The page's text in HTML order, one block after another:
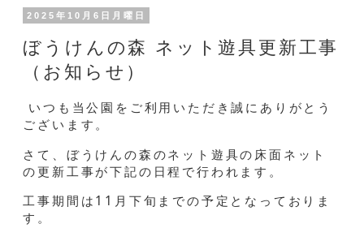
2025年10月6日月曜日
ぼうけんの森 ネット遊具更新工事
（お知らせ）
いつも当公園をご利用いただき誠にありがとう
ございます。
さて、ぼうけんの森のネット遊具の床面ネット
の更新工事が下記の日程で行われます。
工事期間は11月下旬までの予定となっておりま
す。